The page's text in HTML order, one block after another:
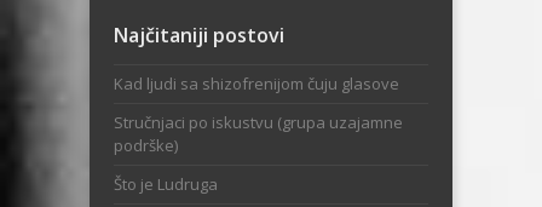
Najčitaniji postovi
Kad ljudi sa shizofrenijom čuju glasove
Stručnjaci po iskustvu (grupa uzajamne
podrške)
Što je Ludruga